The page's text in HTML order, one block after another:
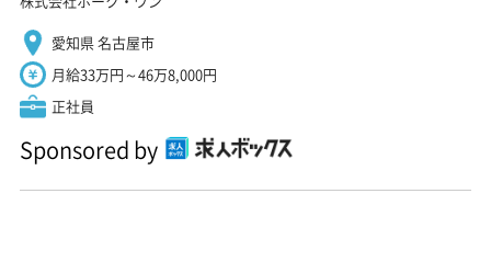
愛知県 名古屋市
月給33万円～46万8,000円
正社員
Sponsored by